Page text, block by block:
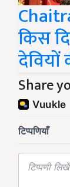
किस
देवियों
Share